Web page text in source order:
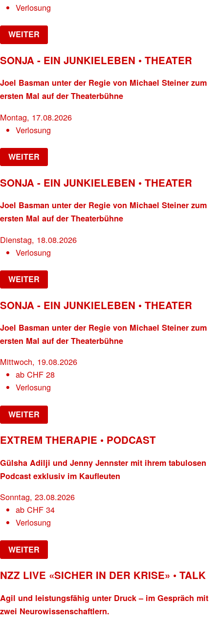
Verlosung
WEITER
SONJA - EIN JUNKIELEBEN • THEATER
Joel Basman unter der Regie von Michael Steiner zum
ersten Mal auf der Theaterbühne
Montag, 17.08.2026
Verlosung
WEITER
SONJA - EIN JUNKIELEBEN • THEATER
Joel Basman unter der Regie von Michael Steiner zum
ersten Mal auf der Theaterbühne
Dienstag, 18.08.2026
Verlosung
WEITER
SONJA - EIN JUNKIELEBEN • THEATER
Joel Basman unter der Regie von Michael Steiner zum
ersten Mal auf der Theaterbühne
Mittwoch, 19.08.2026
abCHF 28
Verlosung
WEITER
EXTREM THERAPIE • PODCAST
Gülsha Adilji und Jenny Jennster mit ihrem tabulosen
Podcast exklusiv im Kaufleuten
Sonntag, 23.08.2026
abCHF 34
Verlosung
WEITER
NZZ LIVE «SICHER IN DER KRISE» • TALK
Agil und leistungsfähig unter Druck – im Gespräch mit
zwei Neurowissenschaftlern.